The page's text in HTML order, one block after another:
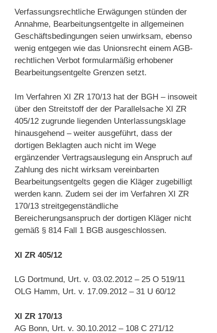
Verfassungsrechtliche Erwägungen stünden der
Annahme, Bearbeitungsentgelte in allgemeinen
Geschäftsbedingungen seien unwirksam, ebenso
wenig entgegen wie das Unionsrecht einem AGB-
rechtlichen Verbot formularmäßig erhobener
Bearbeitungsentgelte Grenzen setzt.
Im Verfahren XI ZR 170/13 hat der BGH – insoweit
über den Streitstoff der der Parallelsache XI ZR
405/12 zugrunde liegenden Unterlassungsklage
hinausgehend – weiter ausgeführt, dass der
dortigen Beklagten auch nicht im Wege
ergänzender Vertragsauslegung ein Anspruch auf
Zahlung des nicht wirksam vereinbarten
Bearbeitungsentgelts gegen die Kläger zugebilligt
werden kann. Zudem sei der im Verfahren XI ZR
170/13 streitgegenständliche
Bereicherungsanspruch der dortigen Kläger nicht
gemäß § 814 Fall 1 BGB ausgeschlossen.
XI ZR 405/12
LG Dortmund, Urt. v. 03.02.2012 – 25 O 519/11
OLG Hamm, Urt. v. 17.09.2012 – 31 U 60/12
XI ZR 170/13
AG Bonn, Urt. v. 30.10.2012 – 108 C 271/12